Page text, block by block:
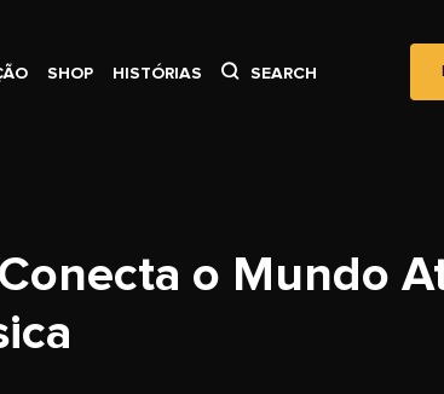
SHOP HISTÓRIAS SEARCH
o Mundo